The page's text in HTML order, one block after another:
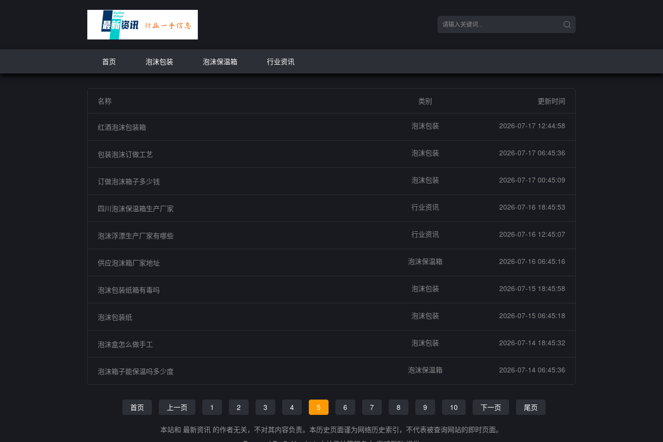
首页 泡沫包装 泡沫保温箱 行业资讯
名称 类别 更新时间
红酒泡沫包装箱 泡沫包装 2026-07-17 12:44:58
包装泡沫订做工艺 泡沫包装 2026-07-17 06:45:36
订做泡沫箱子多少钱 泡沫包装 2026-07-17 00:45:09
四川泡沫保温箱生产厂家 行业资讯 2026-07-16 18:45:53
泡沫浮漂生产厂家有哪些 行业资讯 2026-07-16 12:45:07
供应泡沫箱厂家地址 泡沫保温箱 2026-07-16 06:45:16
泡沫包装纸箱有毒吗 泡沫包装 2026-07-15 18:45:58
泡沫包装纸 泡沫包装 2026-07-15 06:45:18
泡沫盒怎么做手工 泡沫包装 2026-07-14 18:45:32
泡沫箱子能保温吗多少度 泡沫保温箱 2026-07-14 06:45:36
首页 上一页 1 2 3 4 5 6 7 8 9 10 下一页 尾页
本站和 最新资讯 的作者无关，不对其内容负责。本历史页面谨为网络历史索引，不代表被查询网站的即时页面。